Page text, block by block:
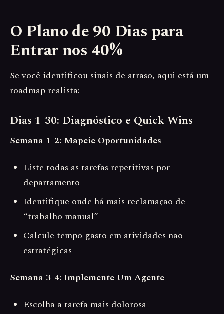
O Plano de 90 Dias para
Entrar nos 40%
Se você identificou sinais de atraso, aqui está um
roadmap realista:
Dias 1-30: Diagnóstico e Quick Wins
Semana 1-2: Mapeie Oportunidades
Liste todas as tarefas repetitivas por
departamento
Identifique onde há mais reclamação de
“trabalho manual”
Calcule tempo gasto em atividades não-
estratégicas
Semana 3-4: Implemente Um Agente
Escolha a tarefa mais dolorosa